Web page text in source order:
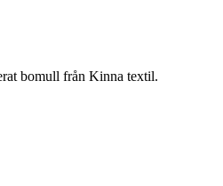
bomull från Kinna textil.